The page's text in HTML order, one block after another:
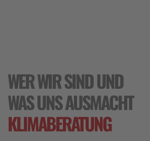
WER WIR SIND UND
WAS UNS AUSMACHT
KLIMABERATUNG